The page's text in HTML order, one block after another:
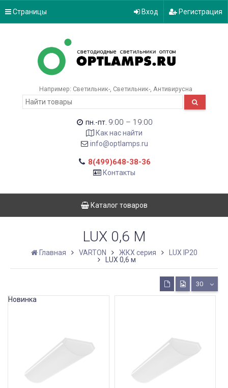
Страницы Вход Регистрация
Например: Светильник- Светильник- Антивирусна
пн.-пт. 9:00 – 19:00
Как нас найти
info@optlamps.ru
8(499)648-38-36
Контакты
Каталог товаров
LUX 0,6 М
Главная VARTON ЖКХ серия
LUX IP20
LUX 0,6 м
30
Новинка